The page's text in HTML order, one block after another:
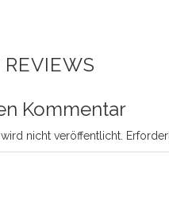
Kommentar
nicht veröffentlicht.